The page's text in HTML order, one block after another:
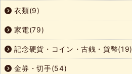
衣類(9)
家電(79)
記念硬貨・コイン・古銭・貨幣(19)
金券・切手(54)